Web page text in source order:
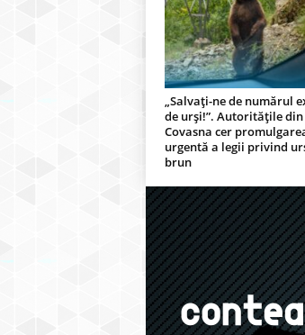
„Salvați-ne de numărul
de urși!”. Autoritățile din
Covasna cer
urgentă a legii privind
brun